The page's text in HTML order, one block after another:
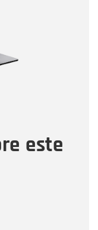
este